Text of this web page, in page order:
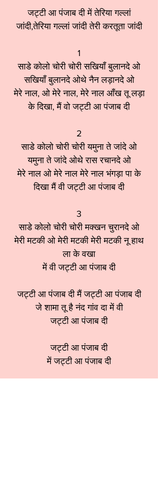
जट्टी आ पंजाब दी में तेरिया गल्लां
जांदी,तेरिया गल्लां जांदी तेरी करतूता जांदी
1
साडे कोलो चोरी चोरी सखियाँ बुलानदे ओ
सखियाँ बुलानदे ओथे नैन लड़ानदे ओ
मेरे नाल, ओ मेरे नाल, मेरे नाल आँख तू लड़ा
के दिखा, मैं वो जट्टी आ पंजाब दी
2
साडे कोलो चोरी चोरी यमुना ते जांदे ओ
यमुना ते जांदे ओथे रास रचानदे ओ
मेरे नाल ओ मेरे नाल मेरे नाल भंगड़ा पा के
दिखा मैं वी जट्टी आ पंजाब दी
3
साडे कोलो चोरी चोरी मक्खन चुरानदे ओ
मेरी मटकी ओ मेरी मटकी मेरी मटकी नू हाथ
ला के वखा
में वी जट्टी आ पंजाब दी
जट्टी आ पंजाब दी मैं जट्टी आ पंजाब दी
जे शामा तू है नंद गांव दा में वी
जट्टी आ पंजाब दी
जट्टी आ पंजाब दी
में जट्टी आ पंजाब दी